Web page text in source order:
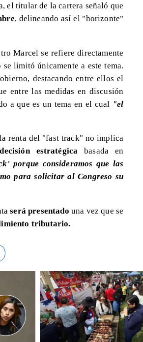
el titular de la cartera señaló que
, delineando así el "horizonte"
Marcel se refiere directamente
limitó únicamente a este tema.
destacando entre ellos el
entre las medidas en discusión
a que es un tema en el cual "el
renta del "fast track" no implica
decisión estratégicabasada en
porque consideramos que las
para solicitar al Congreso su
será presentado una vez que se
tributario.